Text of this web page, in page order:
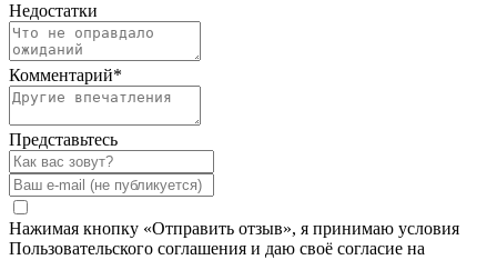
Недостатки
Комментарий*
Представьтесь
Нажимая кнопку «Отправить отзыв», я принимаю условия
Пользовательского соглашения и даю своё согласие на